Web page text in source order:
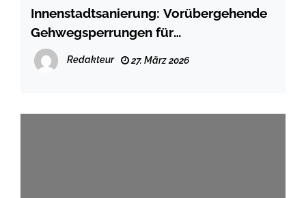
Innenstadtsanierung: Vorübergehende
Gehwegsperrungen für
Suchschachtungen zur Verifizierung
der Leitungslagen, 13.04.–08.05.2026
Redakteur 27. März 2026